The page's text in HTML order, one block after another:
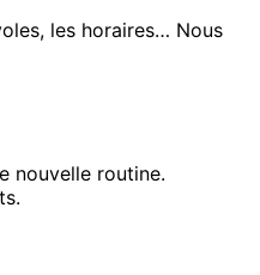
les horaires… Nous
nouvelle routine.